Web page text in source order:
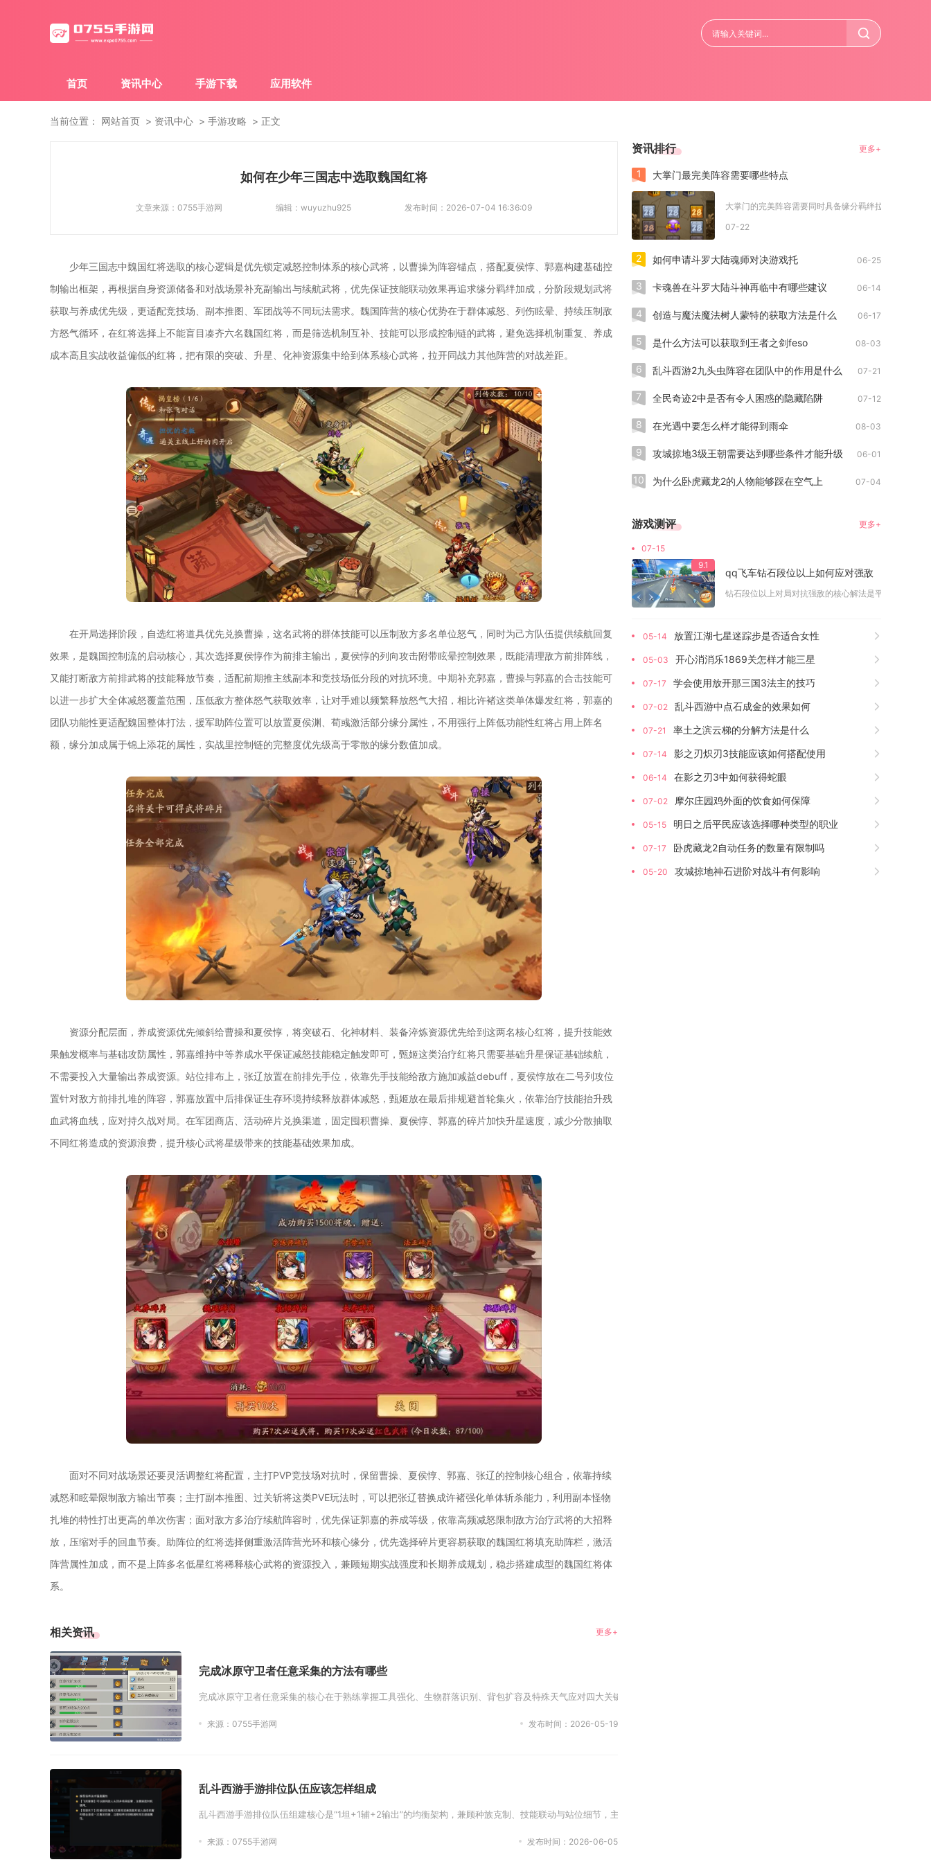
首页 资讯中心 手游下载 应用软件
当前位置： 网站首页 资讯中心 手游攻略 正文
如何在少年三国志中选取魏国红将
文章来源： 0755手游网 编辑： wuyuzhu925 发布时间： 2026-07-04 16:36:09
少年三国志中魏国红将选取的核心逻辑是优先锁定减怒控制体系的核心武将，以曹操为阵容锚点，搭配夏侯惇、郭嘉构建基础控
制输出框架，再根据自身资源储备和对战场景补充副输出与续航武将，优先保证技能联动效果再追求缘分羁绊加成，分阶段规划武将
获取与养成优先级，更适配竞技场、副本推图、军团战等不同玩法需求。魏国阵营的核心优势在于群体减怒、列伤眩晕、持续压制敌
方怒气循环，在红将选择上不能盲目凑齐六名魏国红将，而是筛选机制互补、技能可以形成控制链的武将，避免选择机制重复、养成
成本高且实战收益偏低的红将，把有限的突破、升星、化神资源集中给到体系核心武将，拉开同战力其他阵营的对战差距。
在开局选择阶段，自选红将道具优先兑换曹操，这名武将的群体技能可以压制敌方多名单位怒气，同时为己方队伍提供续航回复
效果，是魏国控制流的启动核心，其次选择夏侯惇作为前排主输出，夏侯惇的列向攻击附带眩晕控制效果，既能清理敌方前排阵线，
又能打断敌方前排武将的技能释放节奏，适配前期推主线副本和竞技场低分段的对抗环境。中期补充郭嘉，曹操与郭嘉的合击技能可
以进一步扩大全体减怒覆盖范围，压低敌方整体怒气获取效率，让对手难以频繁释放怒气大招，相比许褚这类单体爆发红将，郭嘉的
团队功能性更适配魏国整体打法，援军助阵位置可以放置夏侯渊、荀彧激活部分缘分属性，不用强行上阵低功能性红将占用上阵名
额，缘分加成属于锦上添花的属性，实战里控制链的完整度优先级高于零散的缘分数值加成。
资源分配层面，养成资源优先倾斜给曹操和夏侯惇，将突破石、化神材料、装备淬炼资源优先给到这两名核心红将，提升技能效
果触发概率与基础攻防属性，郭嘉维持中等养成水平保证减怒技能稳定触发即可，甄姬这类治疗红将只需要基础升星保证基础续航，
不需要投入大量输出养成资源。站位排布上，张辽放置在前排先手位，依靠先手技能给敌方施加减益debuff，夏侯惇放在二号列攻位
置针对敌方前排扎堆的阵容，郭嘉放置中后排保证生存环境持续释放群体减怒，甄姬放在最后排规避首轮集火，依靠治疗技能抬升残
血武将血线，应对持久战对局。在军团商店、活动碎片兑换渠道，固定囤积曹操、夏侯惇、郭嘉的碎片加快升星速度，减少分散抽取
不同红将造成的资源浪费，提升核心武将星级带来的技能基础效果加成。
面对不同对战场景还要灵活调整红将配置，主打PVP竞技场对抗时，保留曹操、夏侯惇、郭嘉、张辽的控制核心组合，依靠持续
减怒和眩晕限制敌方输出节奏；主打副本推图、过关斩将这类PVE玩法时，可以把张辽替换成许褚强化单体斩杀能力，利用副本怪物
扎堆的特性打出更高的单次伤害；面对敌方多治疗续航阵容时，优先保证郭嘉的养成等级，依靠高频减怒限制敌方治疗武将的大招释
放，压缩对手的回血节奏。助阵位的红将选择侧重激活阵营光环和核心缘分，优先选择碎片更容易获取的魏国红将填充助阵栏，激活
阵营属性加成，而不是上阵多名低星红将稀释核心武将的资源投入，兼顾短期实战强度和长期养成规划，稳步搭建成型的魏国红将体
系。
相关资讯 更多+
完成冰原守卫者任意采集的方法有哪些
完成冰原守卫者任意采集的核心在于熟练掌握工具强化、生物群落识别、背包扩容及特殊天气应对四大关键体系，只有将这四项基础能力融会贯通，才能在冰原复杂的环境中实现高效
来源：0755手游网 发布时间：2026-05-19
乱斗西游手游排位队伍应该怎样组成
乱斗西游手游排位队伍组建核心是“1坦+1辅+2输出”的均衡架构，兼顾种族克制、技能联动与站位细节，主流分爆发速推、续航消耗、控场反打三类，优先凑齐地藏、铁扇、金角、哪吒
来源：0755手游网 发布时间：2026-06-05
资讯排行 更多+
1 大掌门最完美阵容需要哪些特点
大掌门的完美阵容需要同时具备缘分羁绊拉满、攻防控
07-22
2 如何申请斗罗大陆魂师对决游戏托 06-25
3 卡魂兽在斗罗大陆斗神再临中有哪些建议 06-14
4 创造与魔法魔法树人蒙特的获取方法是什么 06-17
5 是什么方法可以获取到王者之剑feso 08-03
6 乱斗西游2九头虫阵容在团队中的作用是什么 07-21
7 全民奇迹2中是否有令人困惑的隐藏陷阱 07-12
8 在光遇中要怎么样才能得到雨伞 08-03
9 攻城掠地3级王朝需要达到哪些条件才能升级 06-01
10 为什么卧虎藏龙2的人物能够踩在空气上 07-04
游戏测评 更多+
07-15
9.1
qq飞车钻石段位以上如何应对强敌
钻石段位以上对局对抗强敌的核心解法是平衡极限跑法
05-14 放置江湖七星迷踪步是否适合女性
05-03 开心消消乐1869关怎样才能三星
07-17 学会使用放开那三国3法主的技巧
07-02 乱斗西游中点石成金的效果如何
07-21 率土之滨云梯的分解方法是什么
07-14 影之刃炽刃3技能应该如何搭配使用
06-14 在影之刃3中如何获得蛇眼
07-02 摩尔庄园鸡外面的饮食如何保障
05-15 明日之后平民应该选择哪种类型的职业
07-17 卧虎藏龙2自动任务的数量有限制吗
05-20 攻城掠地神石进阶对战斗有何影响